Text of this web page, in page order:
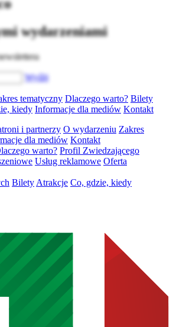
wydarzeniami
Wyślij
tematyczny Dlaczego warto? Bilety
kiedy Informacje dla mediów Kontakt
i partnerzy O wydarzeniu Zakres
dla mediów Kontakt
warto? Profil Zwiedzającego
Usług reklamowe Oferta
Bilety Atrakcje Co, gdzie, kiedy